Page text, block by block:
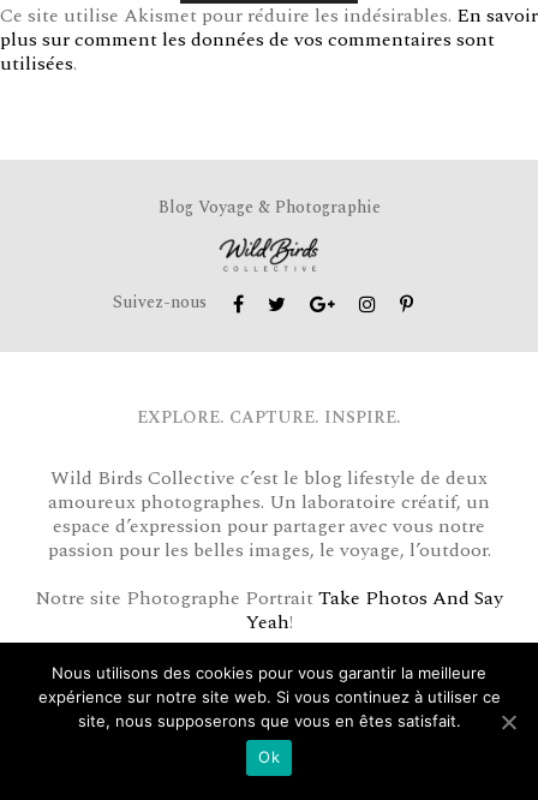
Ce site utilise Akismet pour réduire les indésirables. En savoir
plus sur comment les données de vos commentaires sont
utilisées.
Blog Voyage & Photographie
Suivez-nous
EXPLORE. CAPTURE. INSPIRE.
Wild Birds Collective c’est le blog lifestyle de deux
amoureux photographes. Un laboratoire créatif, un
espace d’expression pour partager avec vous notre
passion pour les belles images, le voyage, l’outdoor.
Notre site Photographe PortraitTake Photos And Say
Yeah!
Notre site Photographe MariageKiss’N’Roses!
DERNIERS ARTICLES
Nous utilisons des cookies pour vous garantir la meilleure
expérience sur notre site web. Si vous continuez à utiliser ce
site, nous supposerons que vous en êtes satisfait.
Ok